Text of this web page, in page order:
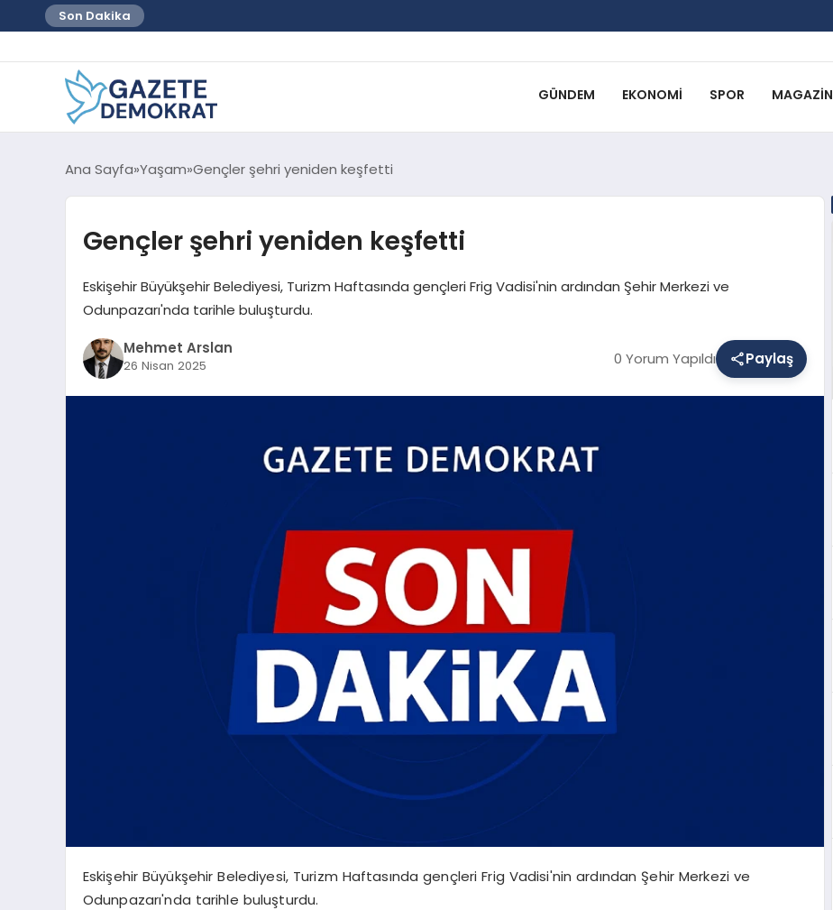
Son Dakika
GÜNDEM EKONOMI SPOR MAGAZIN
Ana Sayfa Yaşam Gençler şehri yeniden keşfetti
Gençler şehri yeniden keşfetti
Eskişehir Büyükşehir Belediyesi, Turizm Haftasında gençleri Frig Vadisi'nin ardından Şehir Merkezi ve
Odunpazarı'nda tarihle buluşturdu.
Mehmet Arslan
26 Nisan 2025 0 Yorum Yapıldı Paylaş
Eskişehir Büyükşehir Belediyesi, Turizm Haftasında gençleri Frig Vadisi'nin ardından Şehir Merkezi ve
Odunpazarı'nda tarihle buluşturdu.